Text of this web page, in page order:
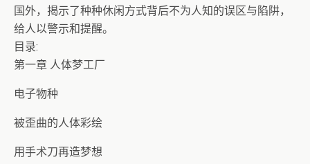
国外，揭示了种种休闲方式背后不为人知的误区与陷阱，
给人以警示和提醒。
目录:
第一章 人体梦工厂
电子物种
被歪曲的人体彩绘
用手术刀再造梦想